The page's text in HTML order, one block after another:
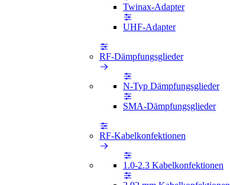
Twinax-Adapter
UHF-Adapter
RF-Dämpfungsglieder
N-Typ Dämpfungsglieder
SMA-Dämpfungsglieder
RF-Kabelkonfektionen
1.0-2.3 Kabelkonfektionen